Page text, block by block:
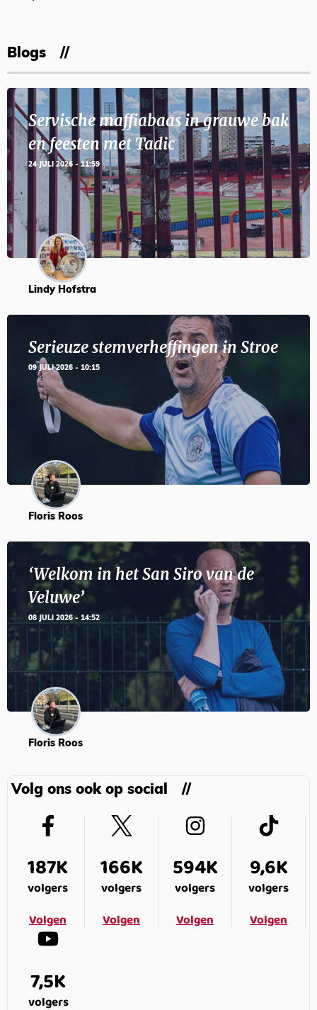
Blogs
Servische maffiabaas in grauwe bak
en feesten met Tadic
24 JULI 2026 - 11:59
Lindy Hofstra
Serieuze stemverheffingen in Stroe
09 JULI 2026 - 10:15
Floris Roos
‘Welkom in het San Siro van de
Veluwe’
08 JULI 2026 - 14:52
Floris Roos
Volg ons ook op social
187K
volgers
Volgen
166K
volgers
Volgen
594K
volgers
Volgen
9,6K
volgers
Volgen
7,5K
volgers